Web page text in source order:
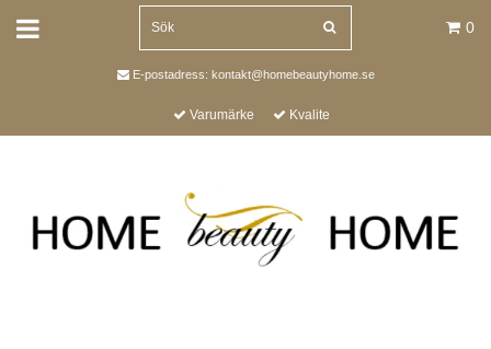
0
E-postadress: kontakt@homebeautyhome.se
Varumärke Kvalite